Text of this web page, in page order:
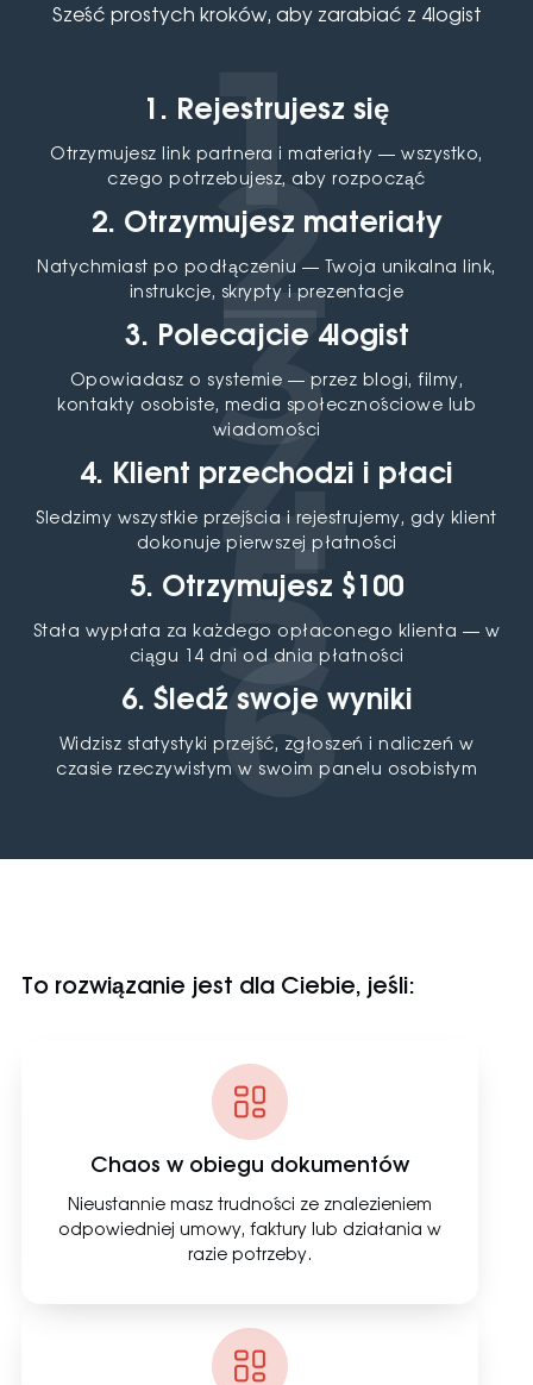
Sześć prostych kroków, aby zarabiać z 4logist
1. Rejestrujesz się
Otrzymujesz link partnera i materiały — wszystko,
czego potrzebujesz, aby rozpocząć
2. Otrzymujesz materiały
Natychmiast po podłączeniu — Twoja unikalna link,
instrukcje, skrypty i prezentacje
3. Polecajcie 4logist
Opowiadasz o systemie — przez blogi, filmy,
kontakty osobiste, media społecznościowe lub
wiadomości
4. Klient przechodzi i płaci
Śledzimy wszystkie przejścia i rejestrujemy, gdy klient
dokonuje pierwszej płatności
5. Otrzymujesz $100
Stała wypłata za każdego opłaconego klienta — w
ciągu 14 dni od dnia płatności
6. Śledź swoje wyniki
Widzisz statystyki przejść, zgłoszeń i naliczeń w
czasie rzeczywistym w swoim panelu osobistym
To rozwiązanie jest dla Ciebie, jeśli:
Chaos w obiegu dokumentów
Nieustannie masz trudności ze znalezieniem
odpowiedniej umowy, faktury lub działania w
razie potrzeby.